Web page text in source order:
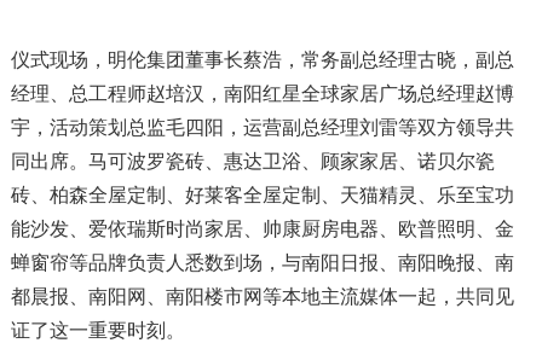
仪式现场，明伦集团董事长蔡浩，常务副总经理古晓，副总
经理、总工程师赵培汉，南阳红星全球家居广场总经理赵博
宇，活动策划总监毛四阳，运营副总经理刘雷等双方领导共
同出席。马可波罗瓷砖、惠达卫浴、顾家家居、诺贝尔瓷
砖、柏森全屋定制、好莱客全屋定制、天猫精灵、乐至宝功
能沙发、爱依瑞斯时尚家居、帅康厨房电器、欧普照明、金
蝉窗帘等品牌负责人悉数到场，与南阳日报、南阳晚报、南
都晨报、南阳网、南阳楼市网等本地主流媒体一起，共同见
证了这一重要时刻。